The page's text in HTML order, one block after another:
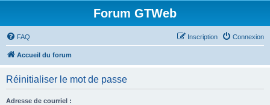
Forum GTWeb
FAQ Connexion
Inscription
Accueil du forum
Réinitialiser le mot de passe
Adresse de courriel :